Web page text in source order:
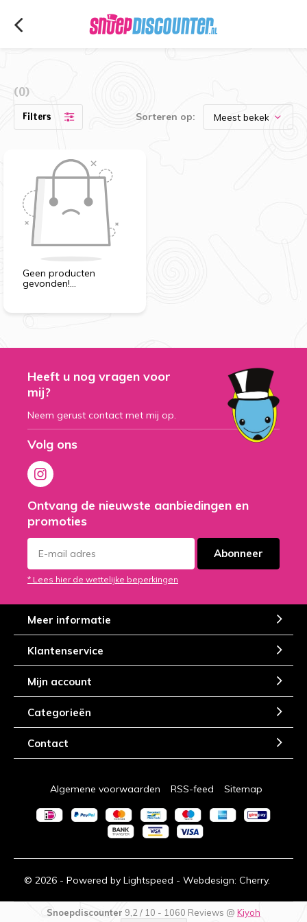
(0)
Filters Sorteren op:
Geen producten
gevonden!...
Heeft u nog vragen voor
mij?
Neem gerust contact met mij op.
Volg ons
Ontvang de nieuwste aanbiedingen en
promoties
Abonneer
* Lees hier de wettelijke beperkingen
Meer informatie
Klantenservice
Mijn account
Categorieën
Contact
© 2026 - Powered by Lightspeed - Webdesign: Cherry.
Algemene voorwaarden RSS-feed Sitemap
Snoepdiscounter 9,2 / 10 - 1060 Reviews @ Kiyoh